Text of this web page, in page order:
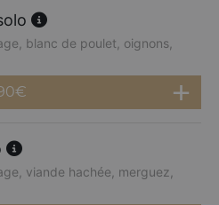
blanc de poulet, oignons,
€
viande hachée, merguez,